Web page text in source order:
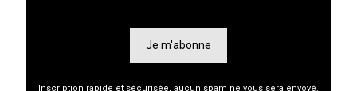
Je m'abonne
Inscription rapide et sécurisée, aucun spam ne vous sera envoyé.